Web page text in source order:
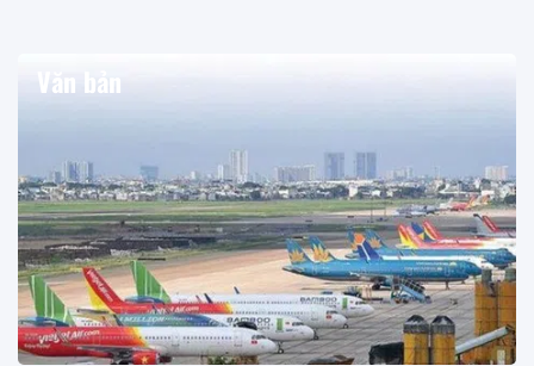
Văn bản